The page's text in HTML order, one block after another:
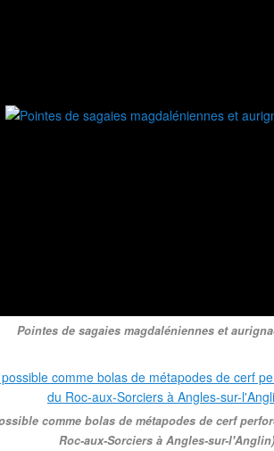
Pointes de sagaies magdaléniennes et
comme bolas de métapodes de cerf
Roc-aux-Sorciers à Angles-sur-